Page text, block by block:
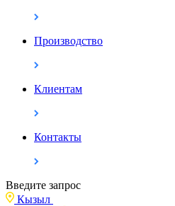
Производство
Клиентам
Контакты
Введите запрос
Кызыл